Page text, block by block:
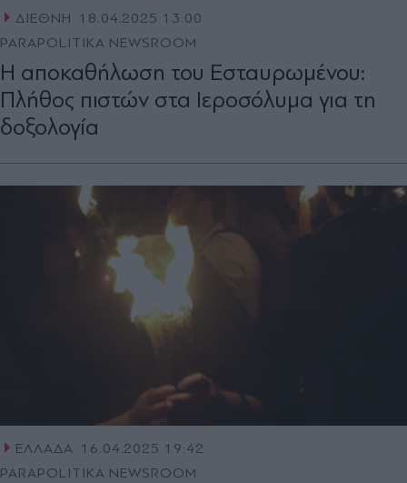
ΔΙΕΘΝΗ
18.04.2025 13:00
PARAPOLITIKA NEWSROOM
H αποκαθήλωση του Εσταυρωμένου:
Πλήθος πιστών στα Ιεροσόλυμα για τη
δοξολογία
ΕΛΛΑΔΑ 16.04.2025 19:42
PARAPOLITIKA NEWSROOM